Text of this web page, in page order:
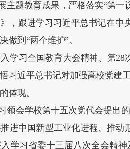
主题教育成果，严格落实“第
，跟进学习习近平总书记在中
做到“两个维护”。
学习全国教育大会精神、第
习近平总书记对加强高校党建
体现。
领会学校第十五次党代会提出
进中国新型工业化进程、推
学习省委十三届八次全会精